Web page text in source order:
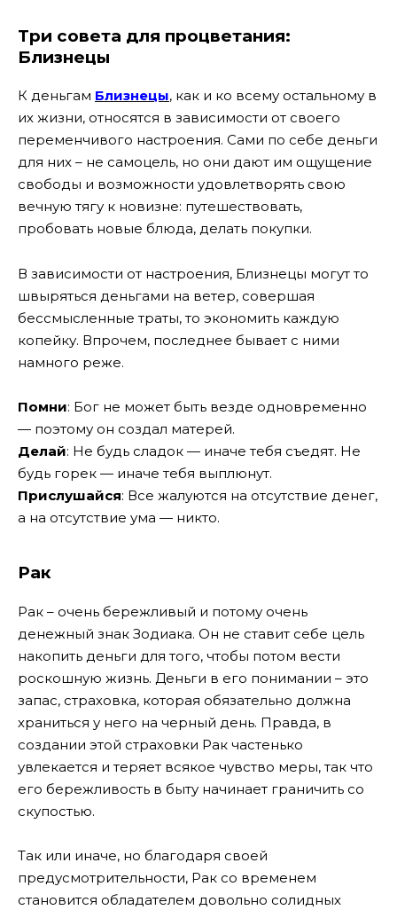
Три совета для процветания:
Близнецы
К деньгам Близнецы, как и ко всему остальному в
их жизни, относятся в зависимости от своего
переменчивого настроения. Сами по себе деньги
для них – не самоцель, но они дают им ощущение
свободы и возможности удовлетворять свою
вечную тягу к новизне: путешествовать,
пробовать новые блюда, делать покупки.
В зависимости от настроения, Близнецы могут то
швыряться деньгами на ветер, совершая
бессмысленные траты, то экономить каждую
копейку. Впрочем, последнее бывает с ними
намного реже.
Помни: Бог не может быть везде одновременно
— поэтому он создал матерей.
Делай: Не будь сладок — иначе тебя съедят. Не
будь горек — иначе тебя выплюнут.
Прислушайся: Все жалуются на отсутствие денег,
а на отсутствие ума — никто.
Рак
Рак – очень бережливый и потому очень
денежный знак Зодиака. Он не ставит себе цель
накопить деньги для того, чтобы потом вести
роскошную жизнь. Деньги в его понимании – это
запас, страховка, которая обязательно должна
храниться у него на черный день. Правда, в
создании этой страховки Рак частенько
увлекается и теряет всякое чувство меры, так что
его бережливость в быту начинает граничить со
скупостью.
Так или иначе, но благодаря своей
предусмотрительности, Рак со временем
становится обладателем довольно солидных